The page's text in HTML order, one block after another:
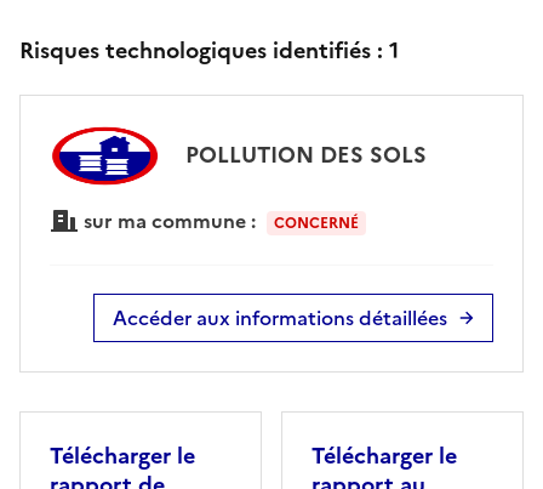
Risques technologiques identifiés : 1
POLLUTION DES SOLS
sur ma commune : CONCERNÉ
Accéder aux informations détaillées
Télécharger le
Télécharger le